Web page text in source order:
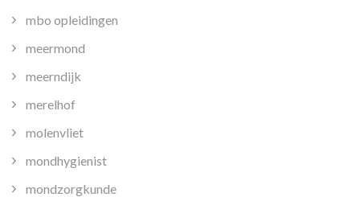
mbo opleidingen
meermond
meerndijk
merelhof
molenvliet
mondhygienist
mondzorgkunde